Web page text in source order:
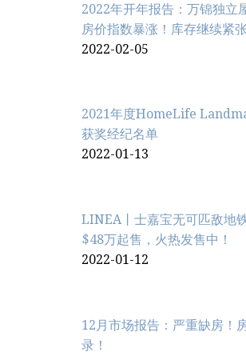
2022年开年报告：万锦独立
房价指数暴涨！库存继续紧张
2022-02-05
2021年度HomeLife
获奖经纪名单
2022-01-13
LINEA丨士嘉宝无可匹敌地
$48万起售，火热发售中！
2022-01-12
12月市场报告：严重缺房！
录！